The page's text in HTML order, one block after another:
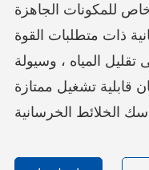
للمكونات الجاهزة
ذات متطلبات القوة
تقليل المياه ، وسيولة
قابلية تشغيل ممتازة